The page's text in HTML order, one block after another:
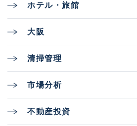
ホテル・旅館
大阪
清掃管理
市場分析
不動産投資